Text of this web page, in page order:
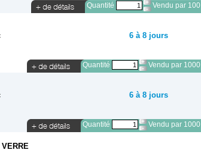
Quantité Vendu par 100
6 à 8 jours
Quantité Vendu par 1000
6 à 8 jours
Quantité Vendu par 1000